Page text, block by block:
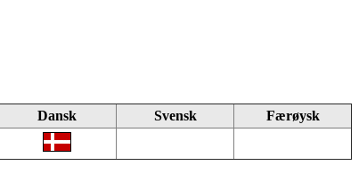
Dansk Svensk
Færøysk